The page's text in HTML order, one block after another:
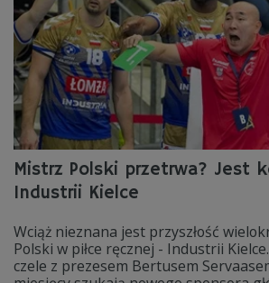
Mistrz Polski przetrwa? Jest
Industrii Kielce
Wciąż nieznana jest przyszłość
Polski w piłce ręcznej - Industrii
czele z prezesem Bertusem